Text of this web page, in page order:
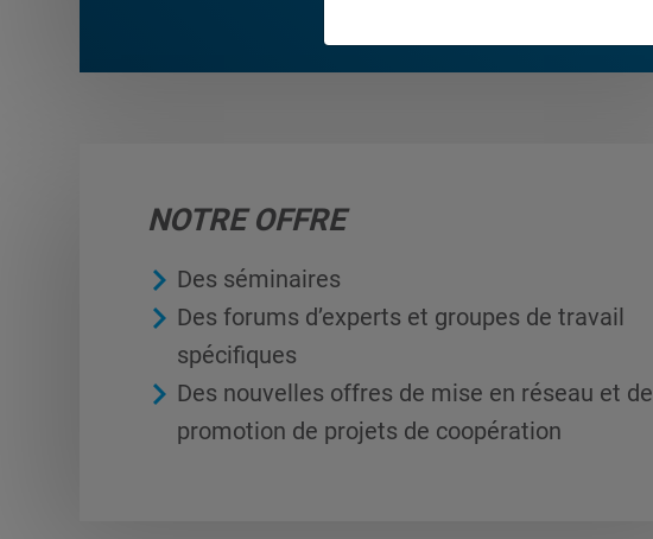
NOTRE OFFRE
Des séminaires
Des forums d’experts et groupes de travail
spécifiques
Des nouvelles offres de mise en réseau et de
promotion de projets de coopération